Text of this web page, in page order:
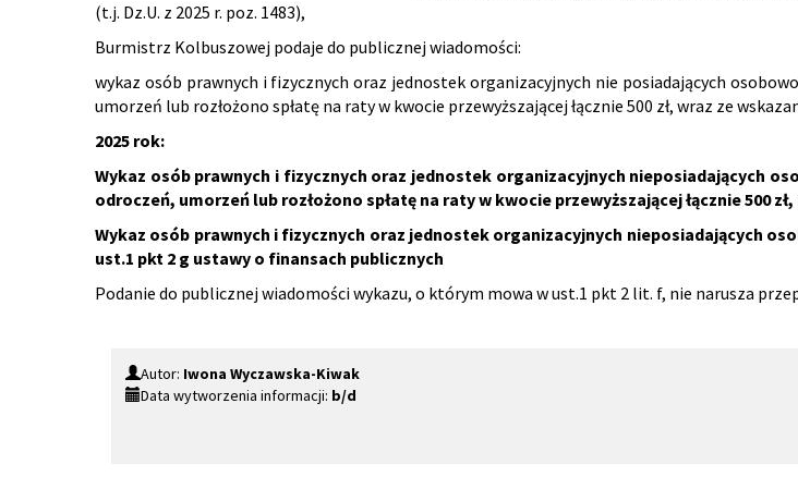
(t.j. Dz.U. z 2025 r. poz. 1483),
Burmistrz Kolbuszowej podaje do publicznej wiadomości:
wykaz osób prawnych i fizycznych oraz jednostek organizacyjnych nie posiadających
umorzeń lub rozłożono spłatę na raty w kwocie przewyższającej łącznie 500 zł, wraz ze
2025 rok:
Wykaz osób prawnych i fizycznych oraz jednostek organizacyjnych nieposiadających
odroczeń, umorzeń lub rozłożono spłatę na raty w kwocie przewyższającej łącznie 500
Wykaz osób prawnych i fizycznych oraz jednostek organizacyjnych nieposiadających
ust.1 pkt 2 g ustawy o finansach publicznych
Podanie do publicznej wiadomości wykazu, o którym mowa w ust.1 pkt 2 lit. f, nie narusza
Autor: Iwona Wyczawska-Kiwak
Data wytworzenia informacji: b/d